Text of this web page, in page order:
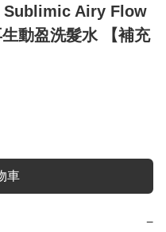
Airy Flow
動盈洗髮水 【補充
車
−